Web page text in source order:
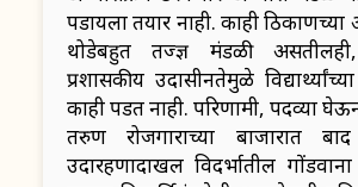
पडायला तयार नाही. काही
थोडेबहुत तज्ज्ञ मंडळी
प्रशासकीय उदासीनतेमुळे
काही पडत नाही. परिणामी, पदव्या
तरुण रोजगाराच्या बाजारात
उदारहणादाखल विदर्भातील गोंडवाना